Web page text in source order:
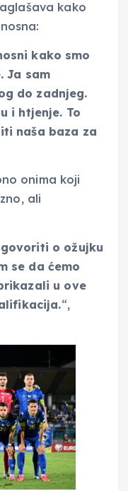
kako
kako smo
Ja sam
do zadnjeg.
i htjenje. To
naša baza za
onima koji
ali
o ožujku
se da ćemo
u ove
“,